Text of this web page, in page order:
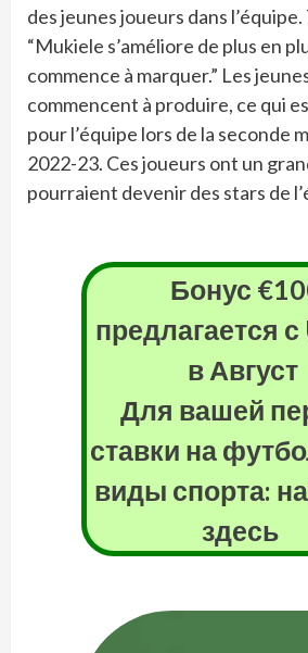
des jeunes joueurs dans
“Mukiele s’améliore de plus en
commence à marquer.” Les
commencent à produire, ce qui
pour l’équipe lors de la seconde
2022-23. Ces joueurs ont un
pourraient devenir des stars de
Бонус
предлагается
в Август
Для вашей
ставки на
виды спорта:
здесь